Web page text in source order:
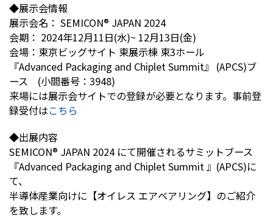
お問い合わせ
プライバシーポリシー
企業行動憲章・規範
ご利用にあたって
◆展示会情報
展示会名： SEMICON® JAPAN 2024
会期： 2024年12月11日(水)~ 12月13日(金)
会場：東京ビッグサイト 東展示棟 東3ホール
『Advanced Packaging and Chiplet Summit』 (APCS)ブ
ース (小間番号：3948)
来場には展示会サイトでの登録が必要となります。事前登
録受付はこちら
◆出展内容
SEMICON® JAPAN 2024 にて開催されるサミットブース
『Advanced Packaging and Chiplet Summit 』(APCS)に
て、
半導体産業向けに【オイレス エアベアリング】のご紹介
を致します。